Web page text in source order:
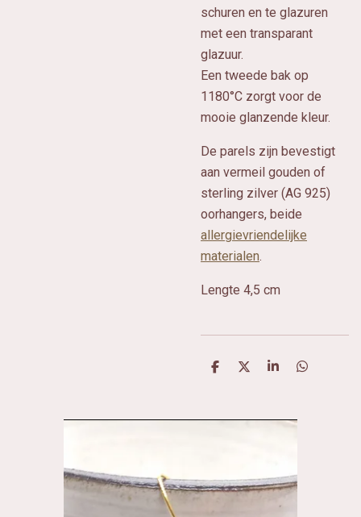
schuren en te glazuren
met een transparant
glazuur.
Een tweede bak op
1180°C zorgt voor de
mooie glanzende kleur.
De parels zijn bevestigt
aan vermeil gouden of
sterling zilver (AG 925)
oorhangers, beide
allergievriendelijke
materialen.
Lengte 4,5 cm
D
n
D
S
e
D